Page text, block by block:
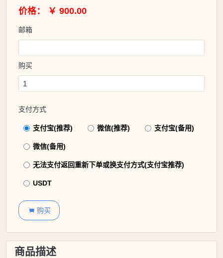
价格： ￥ 900.00
邮箱
购买
支付方式
支付宝(推荐) 微信(推荐) 支付宝(备用)
微信(备用)
无法支付返回重新下单或换支付方式(支付宝推荐)
USDT
 购买
商品描述